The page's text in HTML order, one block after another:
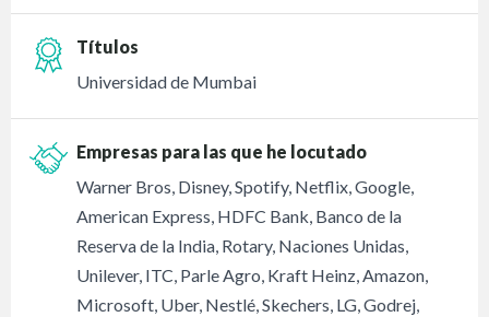
Títulos
Universidad de Mumbai
Empresas para las que he locutado
Warner Bros, Disney, Spotify, Netflix, Google,
American Express, HDFC Bank, Banco de la
Reserva de la India, Rotary, Naciones Unidas,
Unilever, ITC, Parle Agro, Kraft Heinz, Amazon,
Microsoft, Uber, Nestlé, Skechers, LG, Godrej,